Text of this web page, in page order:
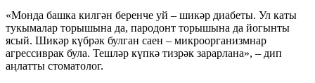
«Монда башка килгән беренче уй – шикәр диабеты. Ул каты
тукымалар торышына да, пародонт торышына да йогынты
ясый. Шикәр күбрәк булган саен – микроорганизмнар
агрессиврак була. Тешләр күпкә тизрәк зарарлана», – дип
аңлатты стоматолог.